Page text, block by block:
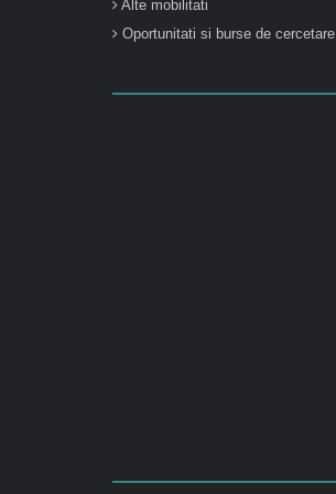
Alte mobilitati
Oportunitati si burse de cercetare